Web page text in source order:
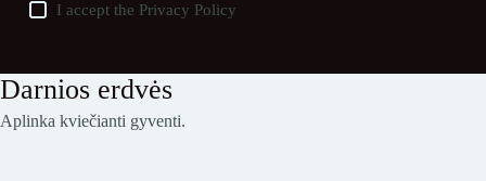
I accept the Privacy Policy
Darnios erdvės
Aplinka kviečianti gyventi.